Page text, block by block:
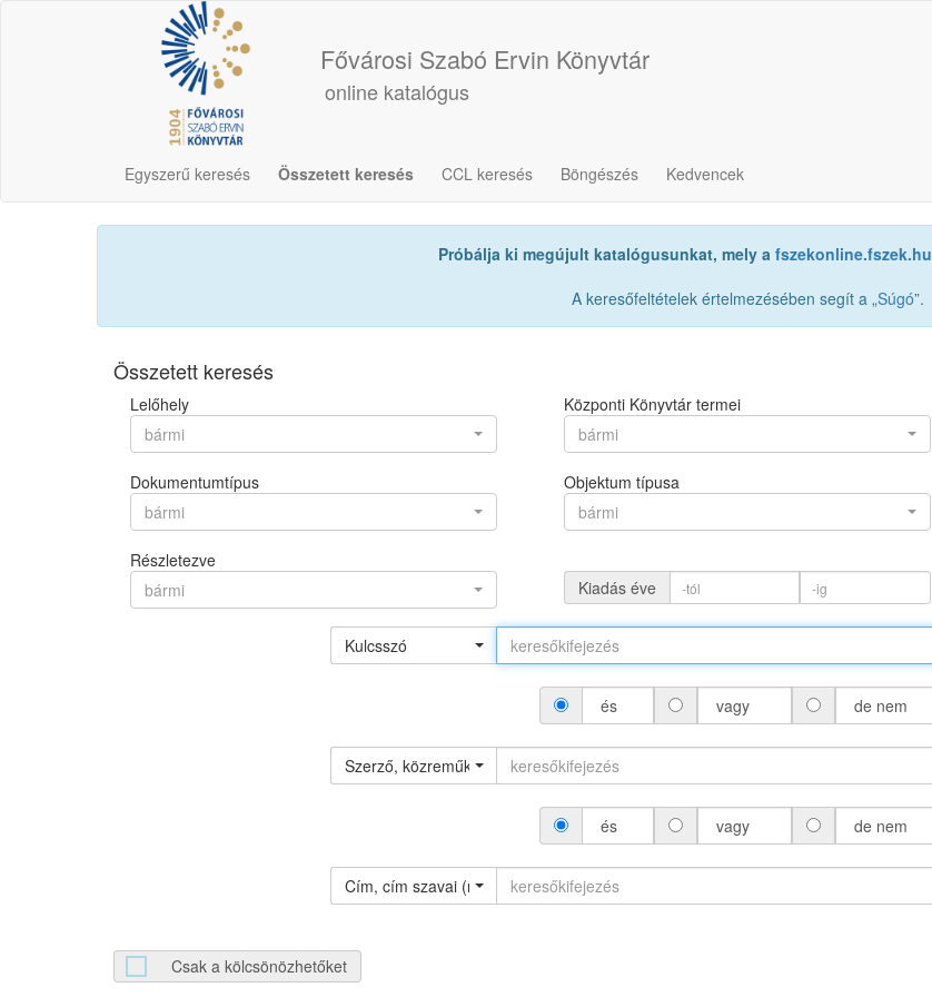
Fővárosi Szabó Ervin Könyvtár
online katalógus
Egyszerű keresés Összetett keresés CCL keresés Böngészés Kedvencek
Próbálja ki megújult katalógusunkat, mely a fszekonline.fszek.hu
A keresőfeltételek értelmezésében segít a „Súgó”.
Összetett keresés
Lelőhely
bármi
Központi Könyvtár termei
bármi
Dokumentumtípus
bármi
Objektum típusa
bármi
Részletezve
bármi
Kiadás éve
Kulcsszó
és vagy de nem
Szerző, közreműködő (névváltozattal)
és vagy de nem
Cím, cím szavai (névváltozat nélkül)
Csak a kölcsönözhetőket